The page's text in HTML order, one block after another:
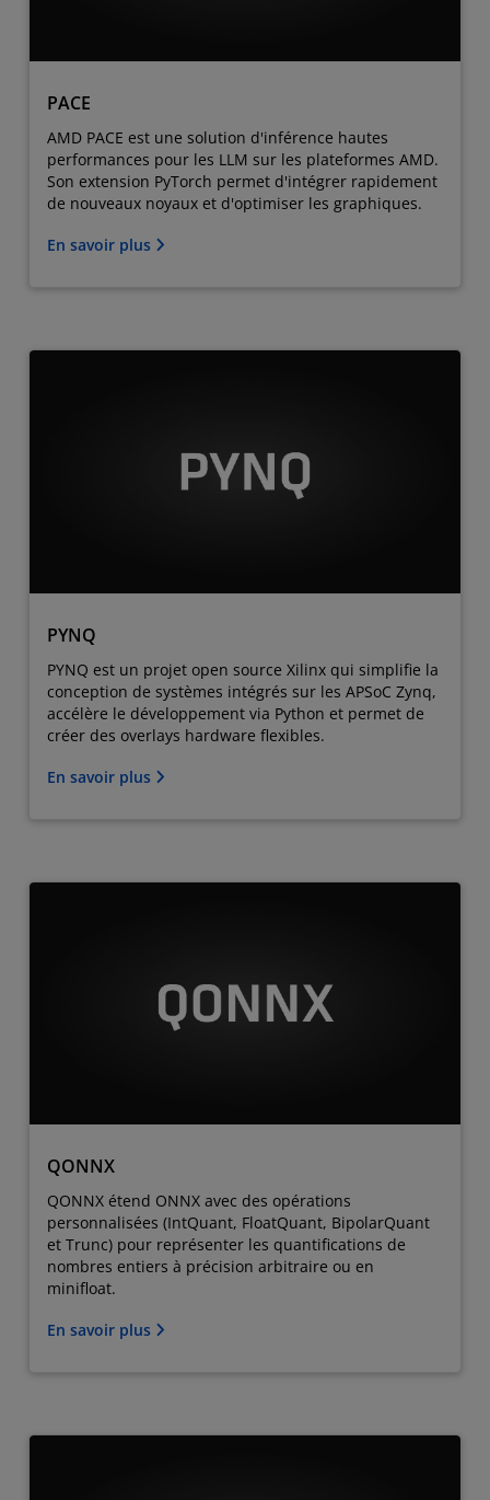
PACE
AMD PACE est une solution d'inférence hautes
performances pour les LLM sur les plateformes AMD.
Son extension PyTorch permet d'intégrer rapidement
de nouveaux noyaux et d'optimiser les graphiques.
En savoir plus
PYNQ
PYNQ est un projet open source Xilinx qui simplifie la
conception de systèmes intégrés sur les APSoC Zynq,
accélère le développement via Python et permet de
créer des overlays hardware flexibles.
En savoir plus
QONNX
QONNX étend ONNX avec des opérations
personnalisées (IntQuant, FloatQuant, BipolarQuant
et Trunc) pour représenter les quantifications de
nombres entiers à précision arbitraire ou en
minifloat.
En savoir plus